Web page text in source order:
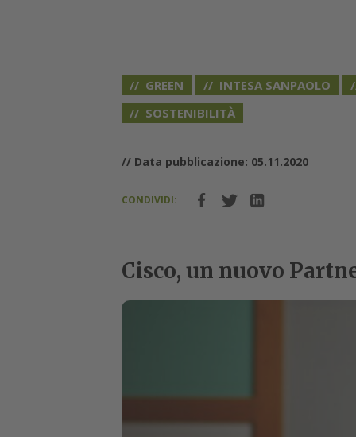
GREEN INTESA SANPAOLO
SOSTENIBILITÀ
// Data pubblicazione: 05.11.2020
CONDIVIDI:
Cisco, un nuovo